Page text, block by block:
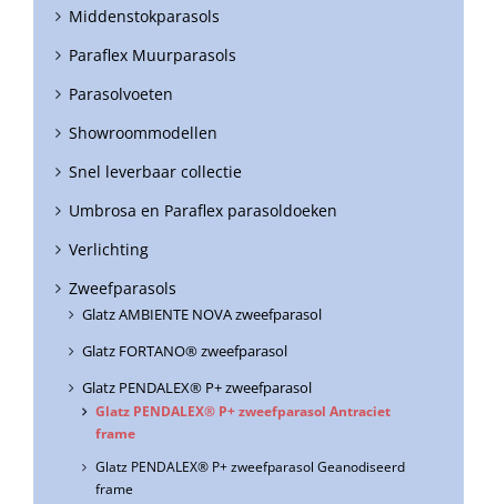
Middenstokparasols
Paraflex Muurparasols
Parasolvoeten
Showroommodellen
Snel leverbaar collectie
Umbrosa en Paraflex parasoldoeken
Verlichting
Zweefparasols
Glatz AMBIENTE NOVA zweefparasol
Glatz FORTANO® zweefparasol
Glatz PENDALEX® P+ zweefparasol
Glatz PENDALEX® P+ zweefparasol Antraciet
frame
Glatz PENDALEX® P+ zweefparasol Geanodiseerd
frame